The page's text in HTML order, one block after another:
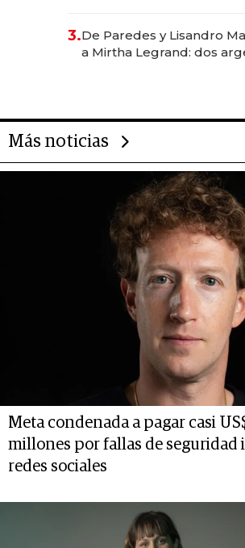
las marcas "fast
3.De Paredes y Lisandro
a Mirtha Legrand: dos
Más noticias
Meta condenada a pagar casi
millones por fallas de seguridad
redes sociales